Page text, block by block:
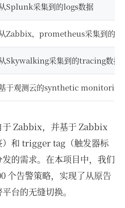
从Splunk采集到的logs数据
从Zabbix、prometheus采集到的
从Skywalking采集到的tracing数据
于观测云的synthetic monitoring
于 Zabbix，并基于 Zabbix
）和 trigger tag（触发器标
的需求。在本项目中，我们
个告警策略，实现了从原告
台的无缝切换。